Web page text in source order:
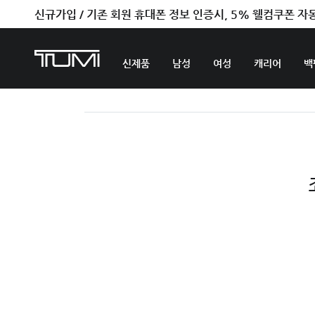
신규가입 / 기존 회원 휴대폰 정보 인증시, 5% 웰컴쿠폰 자
신제품 남성 여성 캐리어